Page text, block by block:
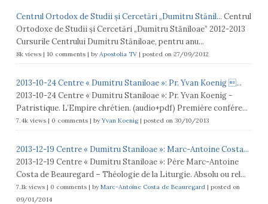
Centrul Ortodox de Studii și Cercetări „Dumitru Stănil... Centrul
Ortodoxe de Studii și Cercetări „Dumitru Stăniloae” 2012-2013
Cursurile Centrului Dumitru Stăniloae, pentru anu...
8k views| 10 comments| byApostolia TV| posted on 27/09/2012
2013-10-24 Centre « Dumitru Staniloae »: Pr. Yvan Koenig ...
2013-10-24 Centre « Dumitru Staniloae »: Pr. Yvan Koenig -
Patristique. L’Empire chrétien. (audio+pdf) Première confére...
7.4k views| 0 comments| byYvan Koenig| posted on 30/10/2013
2013-12-19 Centre « Dumitru Staniloae »: Marc-Antoine Costa...
2013-12-19 Centre « Dumitru Staniloae »: Père Marc-Antoine
Costa de Beauregard – Théologie de la Liturgie. Absolu ou rel...
7.1k views| 0 comments| byMarc-Antoine Costa de Beauregard| posted on
09/01/2014